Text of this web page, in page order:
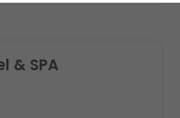
& SPA